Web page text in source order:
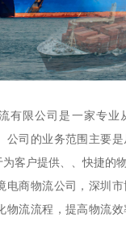
有限公司是一家专业
公司的业务范围主要
客户提供、、快捷的物
电商物流公司，深圳
物流流程，提高物流